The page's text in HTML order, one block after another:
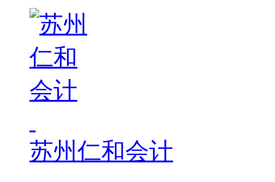
苏州仁和会计